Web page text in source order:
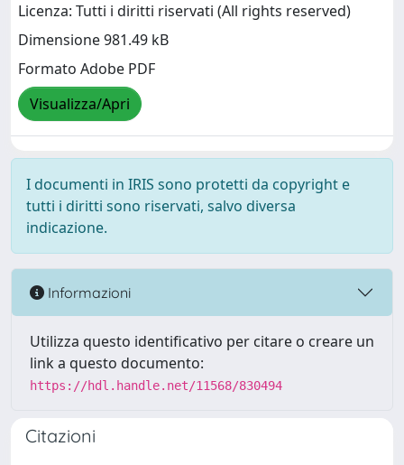
Licenza: Tutti i diritti riservati (All rights reserved)
Dimensione 981.49 kB
Formato Adobe PDF
Visualizza/Apri
I documenti in IRIS sono protetti da copyright e
tutti i diritti sono riservati, salvo diversa
indicazione.
Informazioni
Utilizza questo identificativo per citare o creare un
link a questo documento:
https://hdl.handle.net/11568/830494
Citazioni